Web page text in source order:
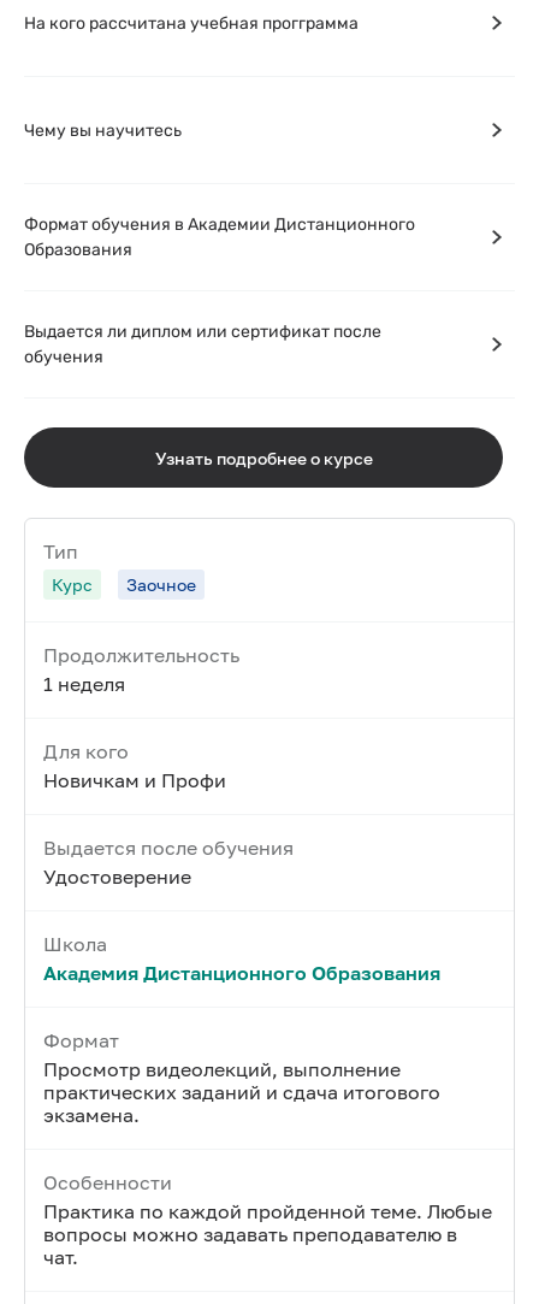
На кого рассчитана учебная прогграмма
Чему вы научитесь
Формат обучения в Академии Дистанционного
Образования
Выдается ли диплом или сертификат после
обучения
Узнать подробнее о курсе
Тип
Курс Заочное
Продолжительность
1 неделя
Для кого
Новичкам и Профи
Выдается после обучения
Удостоверение
Школа
Академия Дистанционного Образования
Формат
Просмотр видеолекций, выполнение
практических заданий и сдача итогового
экзамена.
Особенности
Практика по каждой пройденной теме. Любые
вопросы можно задавать преподавателю в
чат.